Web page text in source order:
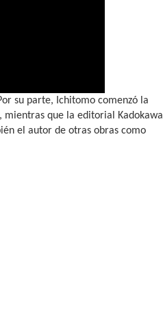
su parte, Ichitomo comenzó la
mientras que la editorial Kadokawa
el autor de otras obras como